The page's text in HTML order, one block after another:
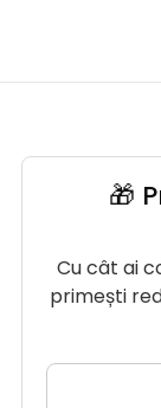
🎁
Cu cât ai
primești